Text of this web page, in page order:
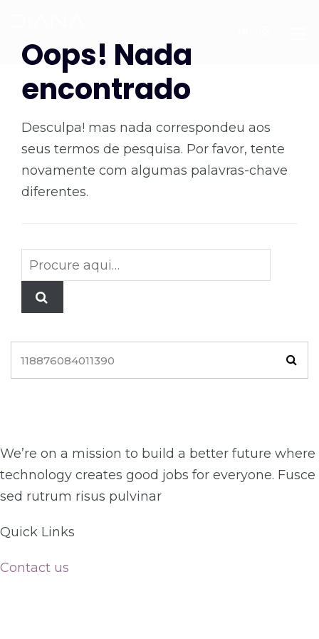
Oops! Nada
encontrado
Desculpa! mas nada correspondeu aos
seus termos de pesquisa. Por favor, tente
novamente com algumas palavras-chave
diferentes.
We’re on a mission to build a better future where
technology creates good jobs for everyone. Fusce
sed rutrum risus pulvinar
Quick Links​
Contact us